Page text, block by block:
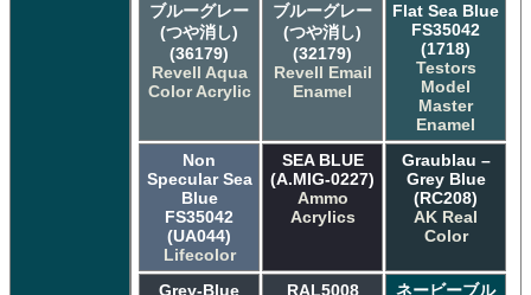
ブルーグレー
(つや消し)
(36179)
Revell Aqua
Color Acrylic
ブルーグレー
(つや消し)
(32179)
Revell Email
Enamel
Flat Sea Blue
FS35042
(1718)
Testors
Model
Master
Enamel
Non
Specular Sea
Blue
FS35042
(UA044)
Lifecolor
SEA BLUE
(A.MIG-0227)
Ammo
Acrylics
Graublau –
Grey Blue
(RC208)
AK Real
Color
Grey-Blue
RAL5008
ネービーブル